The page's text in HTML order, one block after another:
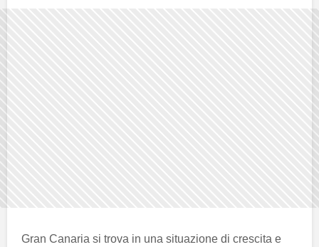
Gran Canaria si trova in una situazione di crescita e